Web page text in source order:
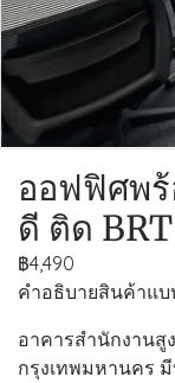
ออฟฟิศพร้
ดี ติด
฿4,490
คำอธิบายสินค้าแบ
อาคารสำนักงานสู
กรุงเทพมหานคร